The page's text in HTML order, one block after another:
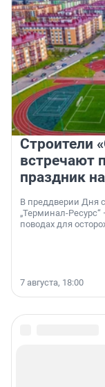
Строители
встречают
праздник
В преддверии Дня
„Терминал-
поводах для
7 августа, 18:00